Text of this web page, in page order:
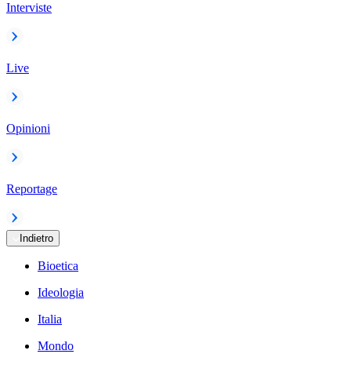
Interviste
Live
Opinioni
Reportage
Indietro
Bioetica
Ideologia
Italia
Mondo